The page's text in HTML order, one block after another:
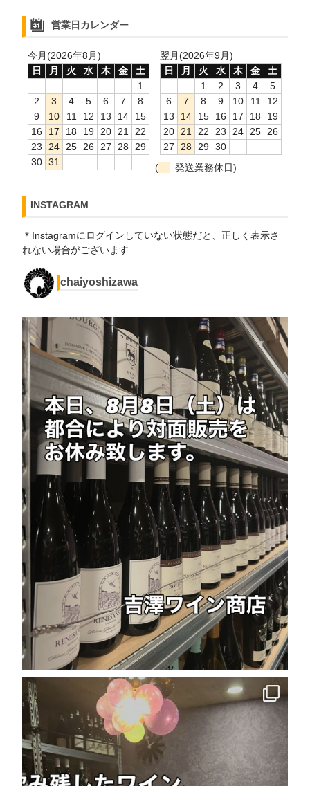
営業日カレンダー
今月(2026年8月)
日
月 火 水 木 金
土
1
2
3 4 5 6 7
8
9
10 11 12 13 14
15
16
17 18 19 20 21
22
23
24 25 26 27 28
29
30 31
翌月(2026年9月)
日
月 火 水 木 金
土
1
2 3 4
5
6
7 8 9 10 11
12
13
14 15 16 17 18
19
20
21 22 23 24 25
26
27
28 29
30
(
発送業務休日)
INSTAGRAM
＊Instagramにログインしていない状態だと、正しく表示さ
れない場合がございます
chaiyoshizawa